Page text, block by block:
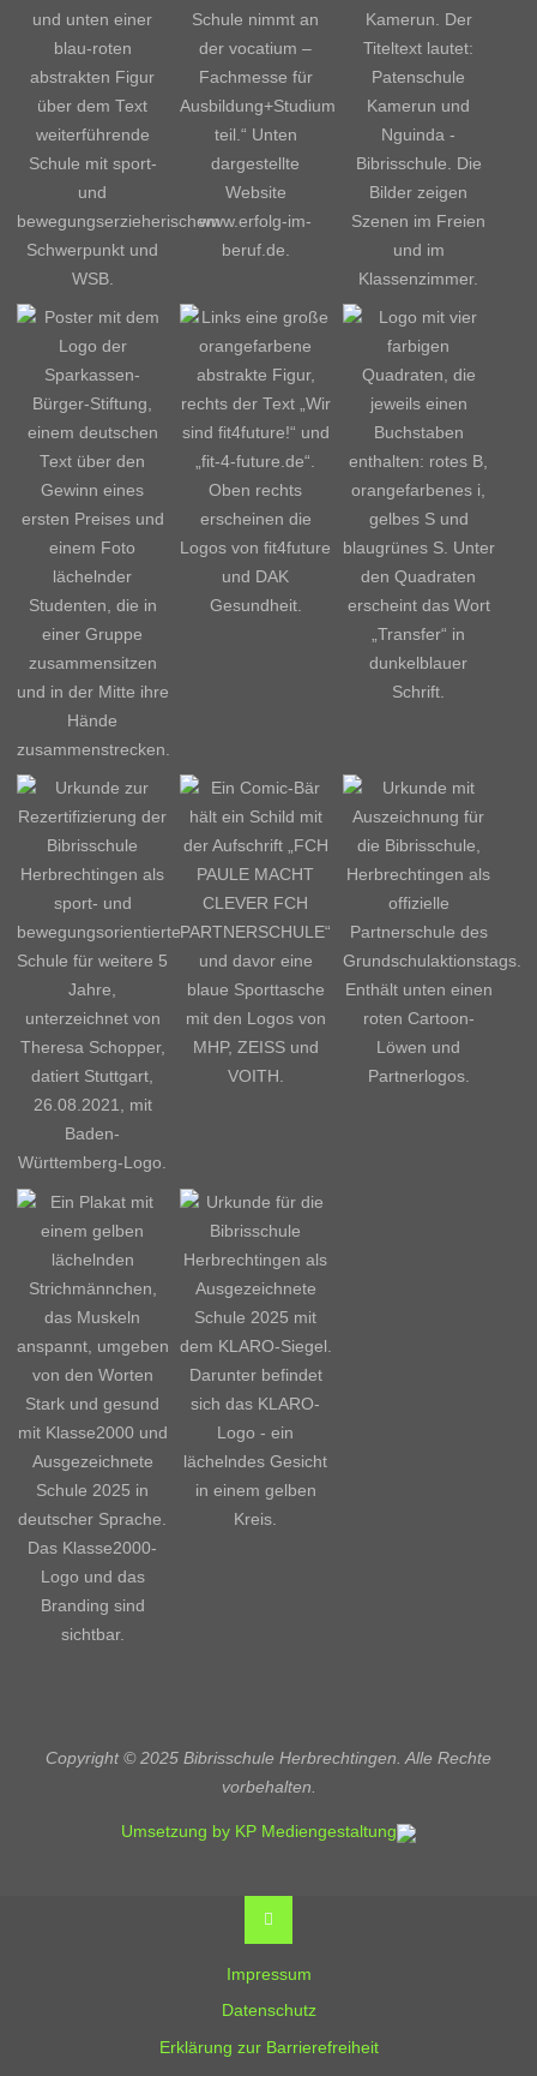
Copyright © 2025 Bibrisschule Herbrechtingen. Alle Rechte
vorbehalten.
Umsetzung by KP Mediengestaltung
Impressum
Datenschutz
Erklärung zur Barrierefreiheit
Back
to
Top